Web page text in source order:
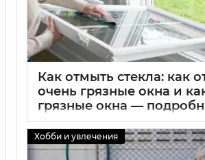
Как отмыть стекла: как
очень грязные окна и
грязные окна —
по чистке стекол
01 09 2025 0
Хобби и увлечения